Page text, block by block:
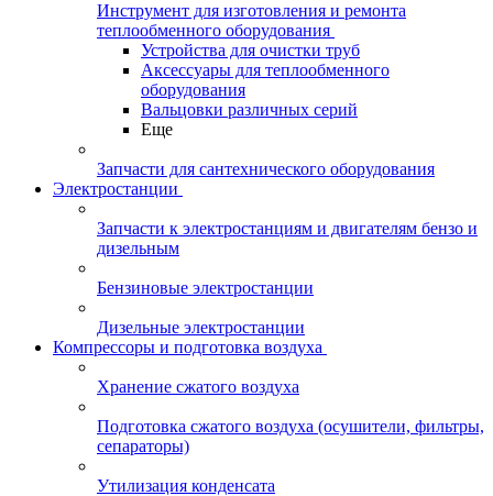
Инструмент для изготовления и ремонта
теплообменного оборудования
Устройства для очистки труб
Аксессуары для теплообменного
оборудования
Вальцовки различных серий
Еще
Запчасти для сантехнического оборудования
Электростанции
Запчасти к электростанциям и двигателям бензо и
дизельным
Бензиновые электростанции
Дизельные электростанции
Компрессоры и подготовка воздуха
Хранение сжатого воздуха
Подготовка сжатого воздуха (осушители, фильтры,
сепараторы)
Утилизация конденсата